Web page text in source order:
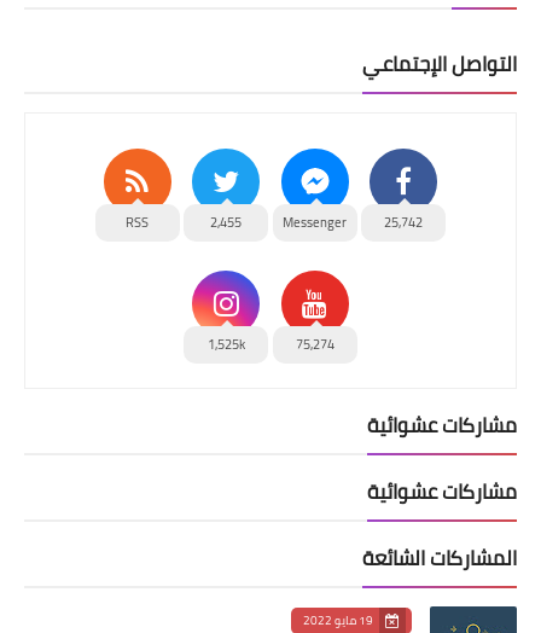
التواصل الإجتماعي
25,742
Messenger
2,455
RSS
75,274
1,525k
مشاركات عشوائية
مشاركات عشوائية
المشاركات الشائعة
19 مايو 2022